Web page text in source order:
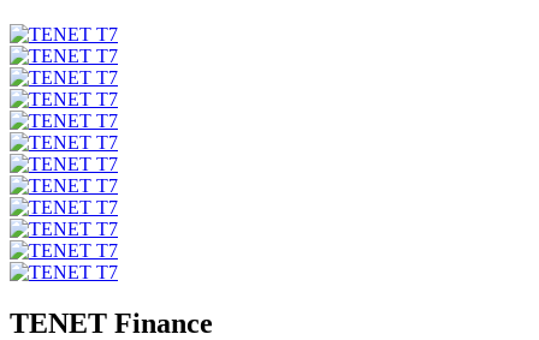
TENET Finance